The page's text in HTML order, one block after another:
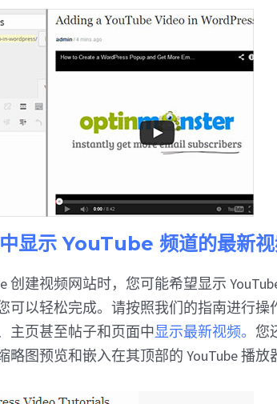
显示 YouTube 频道的最新
创建视频网站时，您可能希望显示
可以轻松完成。请按照我们的指南进行操
主页甚至帖子和页面中显示最新视频。您
图预览和嵌入在其顶部的 YouTube 播放